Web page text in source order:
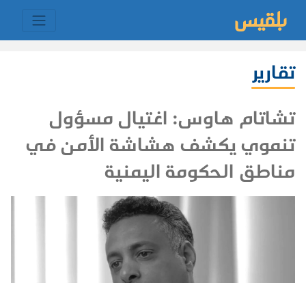
تقارير
تشاتام هاوس: اغتيال مسؤول
تنموي يكشف هشاشة الأمن في
مناطق الحكومة اليمنية